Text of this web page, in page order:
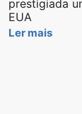
prestigiada
EUA
Ler mais